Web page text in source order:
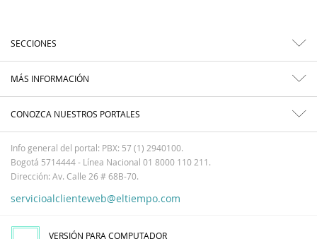
SECCIONES
MÁS INFORMACIÓN
CONOZCA NUESTROS PORTALES
Info general del portal: PBX: 57 (1) 2940100.
Bogotá 5714444 - Línea Nacional 01 8000 110 211.
Dirección: Av. Calle 26 # 68B-70.
servicioalclienteweb@eltiempo.com
VERSIÓN PARA COMPUTADOR